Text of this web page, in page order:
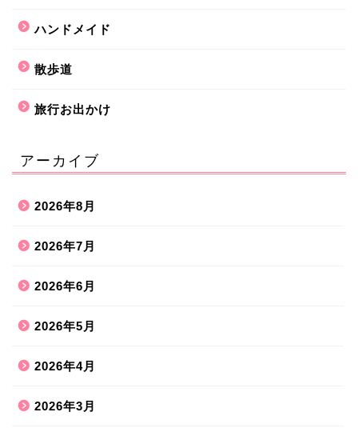
ハンドメイド
散歩道
旅行お出かけ
アーカイブ
2026年8月
2026年7月
2026年6月
2026年5月
2026年4月
2026年3月